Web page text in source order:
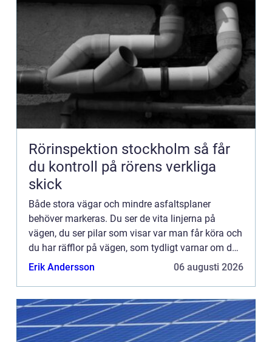
Rörinspektion stockholm så får
du kontroll på rörens verkliga
skick
Både stora vägar och mindre asfaltsplaner
behöver markeras. Du ser de vita linjerna på
vägen, du ser pilar som visar var man får köra och
du har räfflor på vägen, som tydligt varnar om du
kör för långt ut i kanten. På skolgården finns det
Erik Andersson 06 augusti 2026